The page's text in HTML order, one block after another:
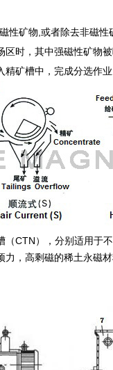
性矿物,或者除去非磁
时，其中强磁性矿物
矿槽中，完成分选作业
CTN），分别适用于不
高剩磁的稀土永磁